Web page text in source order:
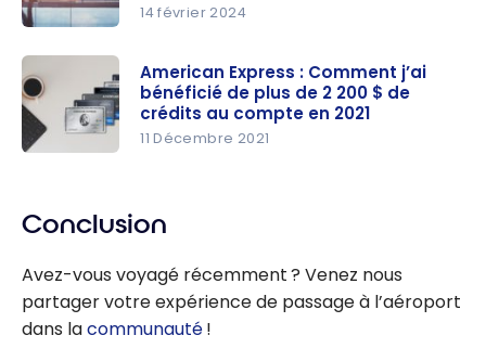
les
avantages
des cartes
de crédit
Canada ?
14 février 2024
Comment
bénéficié
de plus de
2 200 $ de
American Express : Comment j’ai
bénéficié de plus de 2 200 $ de
crédits au compte en 2021
11 Décembre 2021
Conclusion
Avez-vous voyagé récemment ? Venez nous
partager votre expérience de passage à l’aéroport
dans lacommunauté!